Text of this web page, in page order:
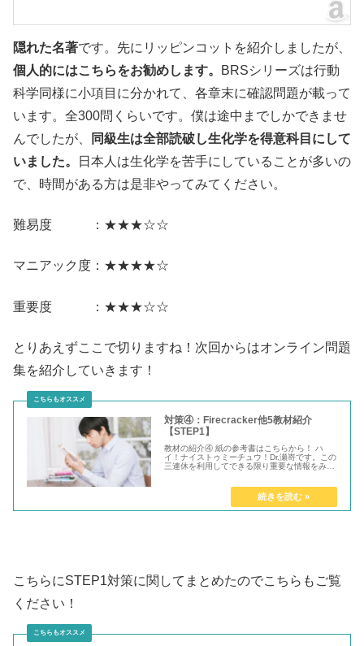
隠れた名著です。先にリッピンコットを紹介しましたが、
個人的にはこちらをお勧めします。
BRSシリーズは行動
科学同様に小項目に分かれて、各章末に確認問題が載って
います。全300問くらいです。僕は途中までしかできませ
んでしたが、
同級生は全部読破し生化学を得意科目にして
いました。
日本人は生化学を苦手にしていることが多いの
で、時間がある方は是非やってみてください。
難易度 ：★★★☆☆
マニアック度：★★★★☆
重要度 ：★★★☆☆
とりあえずここで切りますね！次回からはオンライン問題
集を紹介していきます！
対策④：Firecracker他5教材紹介
【STEP1】
教材の紹介④ 紙の参考書はこちらから！ ハ
イ！ナイストゥミーチュウ！Dr.瀬嵜です。この
三連休を利用してできる限り重要な情報をみな
こちらにSTEP1対策に関してまとめたのでこちらもご覧
ください！